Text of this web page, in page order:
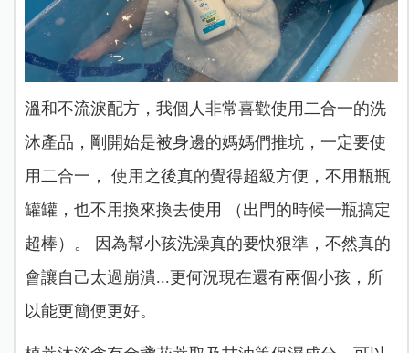
溫和不流淚配方，我個人非常喜歡使用二合一的洗
沐產品，剛開始是被身邊的媽媽們推坑，一定要使
用二合一， 使用之後真的覺得超級方便，不用瓶瓶
罐罐，也不用換來換去使用 （出門的時候一瓶搞定
超棒）。
因為幫小孩洗澡真的要快狠準，不然真的
會讓自己太過崩潰...更何況現在還有兩個小孩，所
以能更簡便更好。